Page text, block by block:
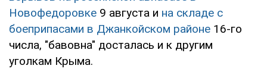
Новофедоровке 9 августа и на складе с
боеприпасами в Джанкойском районе 16-го
числа, "бавовна" досталась и к другим
уголкам Крыма.